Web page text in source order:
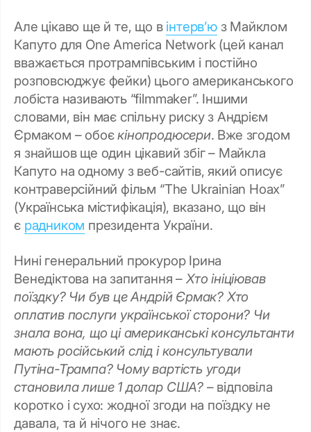
Але цікаво ще й те, що в інтерв’юз Майклом
Капуто для One America Network (цей канал
вважається протрампівським і постійно
розповсюджує фейки) цього американського
лобіста називають “filmmaker”. Іншими
словами, він має спільну риску з Андрієм
Єрмаком – обоєкінопродюсери. Вже згодом
я знайшов ще один цікавий збіг – Майкла
Капуто на одному з веб-сайтів, який описує
контраверсійний фільм “The Ukrainian Hoax”
(Українська містифікація), вказано, що він
є радником президента України.
Нині генеральний прокурор Ірина
Венедіктова на запитання – Хто ініціював
поїздку? Чи був це Андрій Єрмак? Хто
оплатив послуги української сторони? Чи
знала вона, що ці американські консультанти
мають російський слід і консультували
Путіна-Трампа? Чому вартість угоди
становила лише 1 долар США?– відповіла
коротко і сухо: жодної згоди на поїздку не
давала, та й нічого не знає.